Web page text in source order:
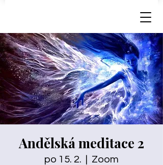
Andělská meditace 2
po 15. 2. Zoom